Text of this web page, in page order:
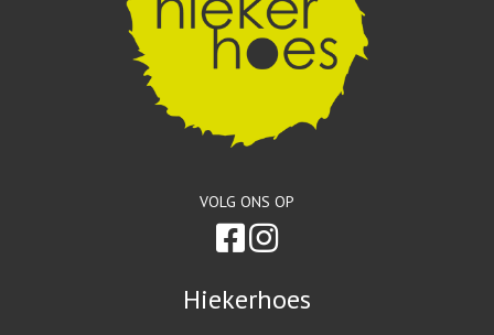
VOLG ONS OP
Hiekerhoes